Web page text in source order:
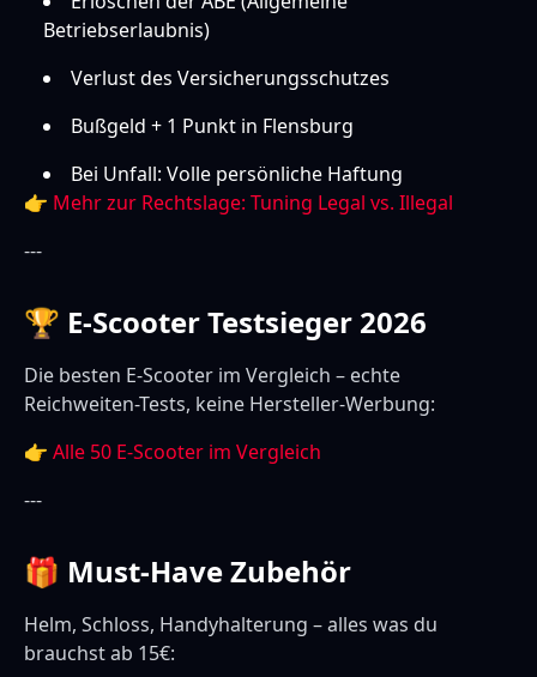
Betriebserlaubnis)
Verlust des Versicherungsschutzes
Bußgeld + 1 Punkt in Flensburg
Bei Unfall: Volle persönliche Haftung
👉 Mehr zur Rechtslage: Tuning Legal vs. Illegal
---
🏆 E-Scooter Testsieger 2026
Die besten E-Scooter im Vergleich – echte
Reichweiten-Tests, keine Hersteller-Werbung:
👉 Alle 50 E-Scooter im Vergleich
---
🎁 Must-Have Zubehör
Helm, Schloss, Handyhalterung – alles was du
brauchst ab 15€: